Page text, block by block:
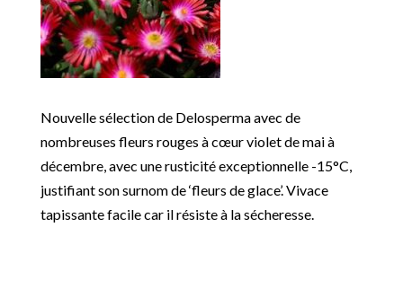
Nouvelle sélection de Delosperma avec de
nombreuses fleurs rouges à cœur violet de mai à
décembre, avec une rusticité exceptionnelle -15°C,
justifiant son surnom de ‘fleurs de glace’. Vivace
tapissante facile car il résiste à la sécheresse.